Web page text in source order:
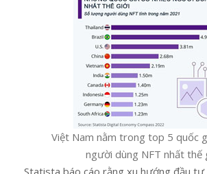
Việt Nam nằm trong top 5 quốc
người dùng NFT nhất thế
Statista báo cáo rằng xu hướng đầu